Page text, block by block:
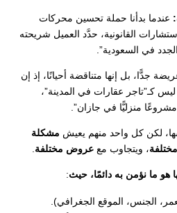
عندما بدأنا حملة تحسين محركات
القانونية، حدَّد العميل شريحته
في السعودية”.
جدًّا، بل إنها متناقضة أحيانًا، إذ إن
كـ”تاجر عقارات في المدينة”،
منزليًّا في جازان”.
لكن كل واحد منهم يعيش مشكلة
، ويتجاوب مع عروض مختلفة
هو ما نؤمن به دائمًا، حيث:
الجنس، الموقع الجغرافي).